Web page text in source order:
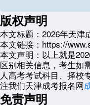
卷，侧重科学原理与应用。
专科起点升本科 (专升本)
专升本阶段不再区分文科
生都需要考两门公共课(政治
类来定。
公共课(必考)：政治、外
专业基础课(八选一)：
版权声明
本文标题： 2026年天津
本文链接： https://
本文声明： 以上就是
区别相关信息，考生如
人高考考试科目、择校
注我们天津成考报名网
免责声明